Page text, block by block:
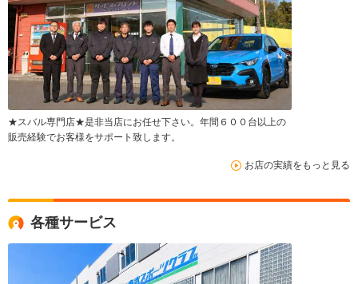
★スバル専門店★是非当店にお任せ下さい。年間６００台以上の
販売経験でお客様をサポート致します。
お店の実績をもっと見る
各種サービス